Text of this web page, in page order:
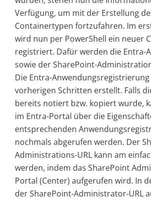
Verfügung, um mit der Erstellung
Containertypen fortzufahren. Im
wird nun per PowerShell ein neuer
registriert. Dafür werden die Entra-
sowie der SharePoint-
Die Entra-
vorherigen Schritten erstellt. Falls
bereits notiert bzw. kopiert wurde,
im Entra-Portal über die
entsprechenden
nochmals abgerufen werden. Der
Administrations-URL kann am
werden, indem das SharePoint
Portal (Center) aufgerufen wird. In
der SharePoint-Administrator-URL